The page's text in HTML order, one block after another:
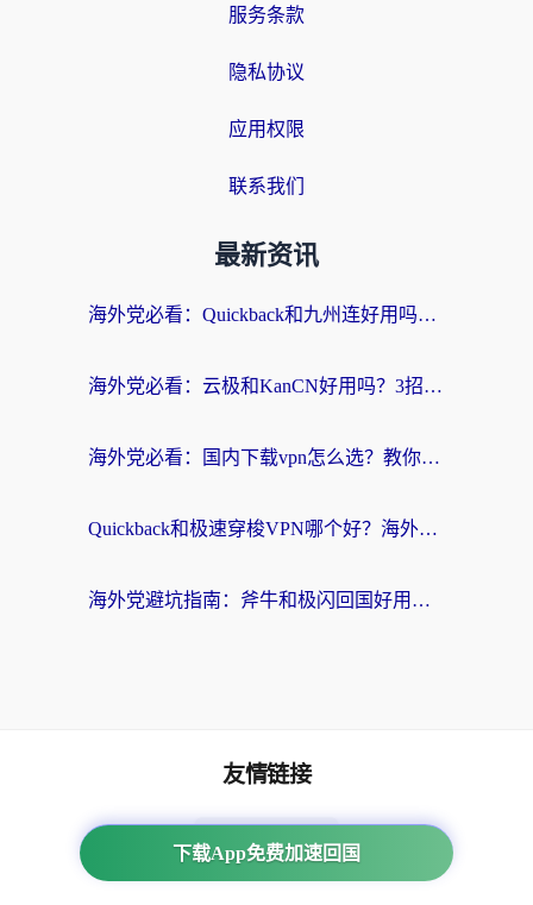
服务条款
隐私协议
应用权限
联系我们
最新资讯
海外党必看：Quickback和九州连好用吗？3步选对回国加速器实现无缝刷国内资源
海外党必看：云极和KanCN好用吗？3招教你选对回国加速器（附免费VPN避坑指南）
海外党必看：国内下载vpn怎么选？教你无缝访问国内资源的实用指南
Quickback和极速穿梭VPN哪个好？海外党亲测3招选对回国加速器，看这篇就够了
海外党避坑指南：斧牛和极闪回国好用吗？选对加速器才能无缝刷剧玩游戏
下载App免费加速回国
友情链接
海外回国加速器